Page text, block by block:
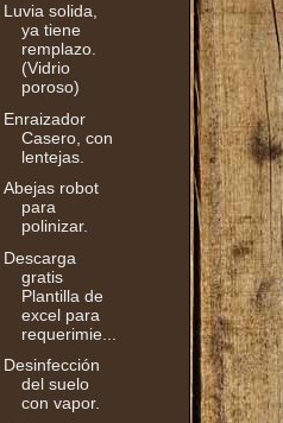
Luvia solida,
ya tiene
remplazo.
(Vidrio
poroso)
Enraizador
Casero, con
lentejas.
Abejas robot
para
polinizar.
Descarga
gratis
Plantilla de
excel para
requerimie...
Desinfección
del suelo
con vapor.